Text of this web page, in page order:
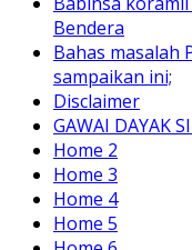
Bendera
Bahas masalah
sampaikan ini;
Disclaimer
GAWAI DAYAK
Home 2
Home 3
Home 4
Home 5